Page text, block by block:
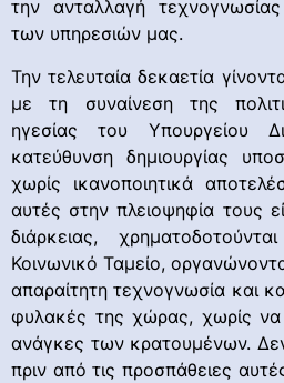
την ανταλλαγή
των υπηρεσιών μας.
Την τελευταία δεκαετία
με τη συναίνεση της
ηγεσίας του Υπουργείου
κατεύθυνση δημιουργίας
χωρίς ικανοποιητικά
αυτές στην πλειοψηφία τους
διάρκειας,
Κοινωνικό Ταμείο,
απαραίτητη τεχνογνωσία και
φυλακές της χώρας, χωρίς
ανάγκες των κρατουμένων.
πριν από τις προσπάθειες